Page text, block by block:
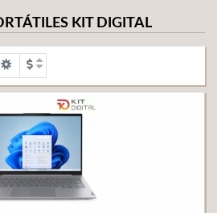
KIT DIGITAL